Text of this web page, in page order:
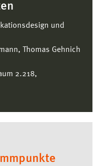
und
Thomas Gehnich
2.218,